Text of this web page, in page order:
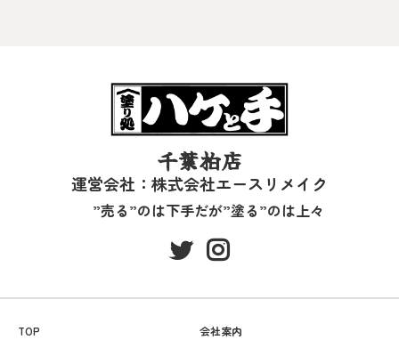
千葉柏店
運営会社：株式会社エースリメイク
”売る”のは下手だが”塗る”のは上々
TOP
会社案内